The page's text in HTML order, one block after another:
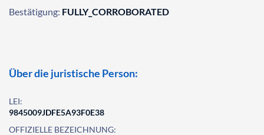
Bestätigung: FULLY_CORROBORATED
Über die juristische Person:
LEI:
9845009JDFE5A93F0E38
OFFIZIELLE BEZEICHNUNG: